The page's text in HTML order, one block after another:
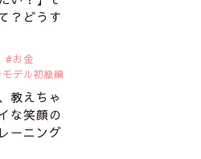
？どうす
お金
モデル初級編
教えちゃ
な笑顔の
ーニング